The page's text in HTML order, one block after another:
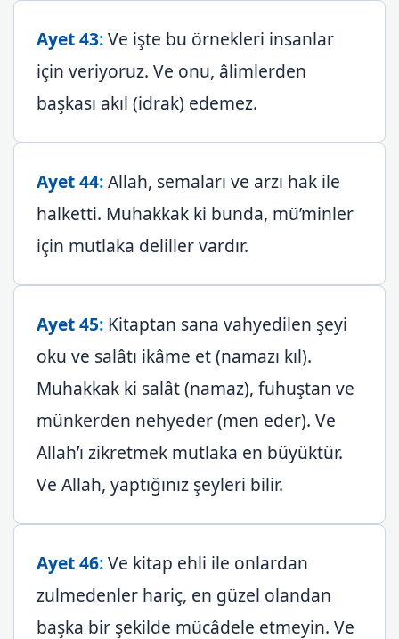
Ayet 43:Ve işte bu örnekleri insanlar
için veriyoruz. Ve onu, âlimlerden
başkası akıl (idrak) edemez.
Ayet 44:Allah, semaları ve arzı hak ile
halketti. Muhakkak ki bunda, mü’minler
için mutlaka deliller vardır.
Ayet 45: Kitaptan sana vahyedilen şeyi
oku ve salâtı ikâme et (namazı kıl).
Muhakkak ki salât (namaz), fuhuştan ve
münkerden nehyeder (men eder). Ve
Allah’ı zikretmek mutlaka en büyüktür.
Ve Allah, yaptığınız şeyleri bilir.
Ayet 46:Ve kitap ehli ile onlardan
zulmedenler hariç, en güzel olandan
başka bir şekilde mücâdele etmeyin. Ve